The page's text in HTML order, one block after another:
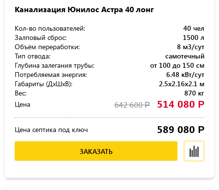
Канализация Юнилос Астра 40 лонг
Кол-во пользователей:
40 чел
Залповый сброс:
1500 л
Объём переработки:
8 м3/сут
Тип отвода:
самотечный
Глубина залегания трубы:
от 100 до 150 см
Потребляемая энергия:
6.48 кВт/сут
Габариты (ДхШхВ):
2.5x2.16x2.1 м
Вес:
870 кг
Цена
642 600Р 514 080 Р
Цена септика под ключ 589 080 Р
ЗАКАЗАТЬ